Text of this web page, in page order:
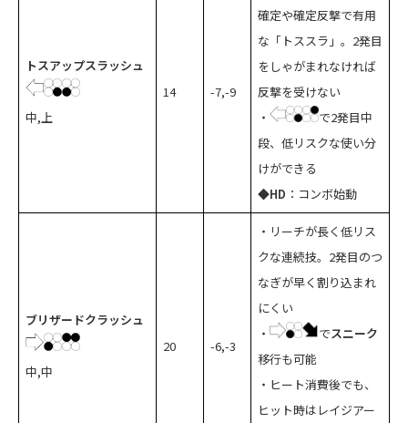
トスアップスラッシュ
中,上
14 -7,-9
確定や確定反撃で有用
な「トススラ」。2発目
をしゃがまれなければ
反撃を受けない
・
で2発目中
段、低リスクな使い分
けができる
◆HD ：コンボ始動
ブリザードクラッシュ
中,中
20 -6,-3
・リーチが長く低リス
クな連続技。2発目のつ
なぎが早く割り込まれ
にくい
・
でスニーク
移行も可能
・ヒート消費後でも、
ヒット時はレイジアー